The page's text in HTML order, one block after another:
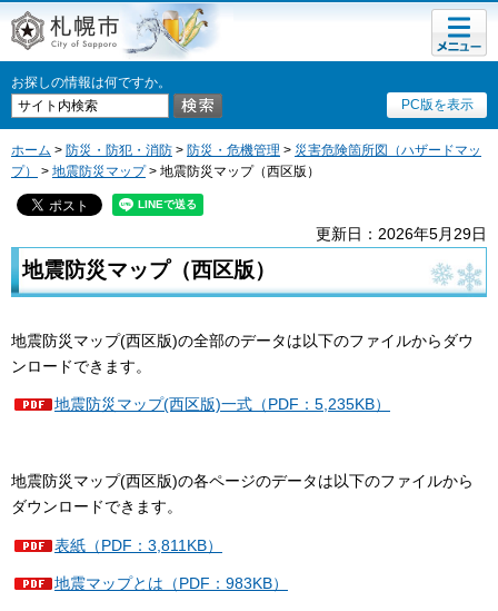
札幌市
お探しの情報は何ですか。
PC版を表示
メニュ
ー
ホーム > 防災・防犯・消防 > 防災・危機管理 > 災害危険箇所図（ハザードマッ
プ）
> 地震防災マップ> 地震防災マップ（西区版）
更新日：2026年5月29日
地震防災マップ（西区版）
地震防災マップ(西区版)の全部のデータは以下のファイルからダウ
ンロードできます。
地震防災マップ(西区版)一式（PDF：5,235KB）
地震防災マップ(西区版)の各ページのデータは以下のファイルから
ダウンロードできます。
表紙（PDF：3,811KB）
地震マップとは（PDF：983KB）